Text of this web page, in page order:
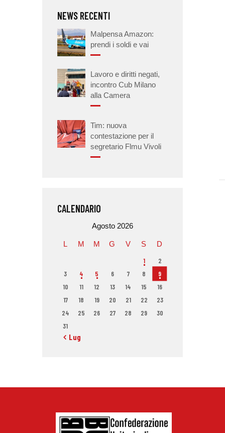
NEWS RECENTI
Malpensa Amazon:
prendi i soldi e vai
Lavoro e diritti negati,
incontro Cub Milano
alla Camera
Tim: nuova
contestazione per il
segretario Flmu Vivoli
CALENDARIO
Agosto 2026
L M M G V S D
1
2
3
4 5 6 7 8
9
10
11 12 13 14 15
16
17
18 19 20 21 22
23
24
25 26 27 28 29
30
31
« Lug